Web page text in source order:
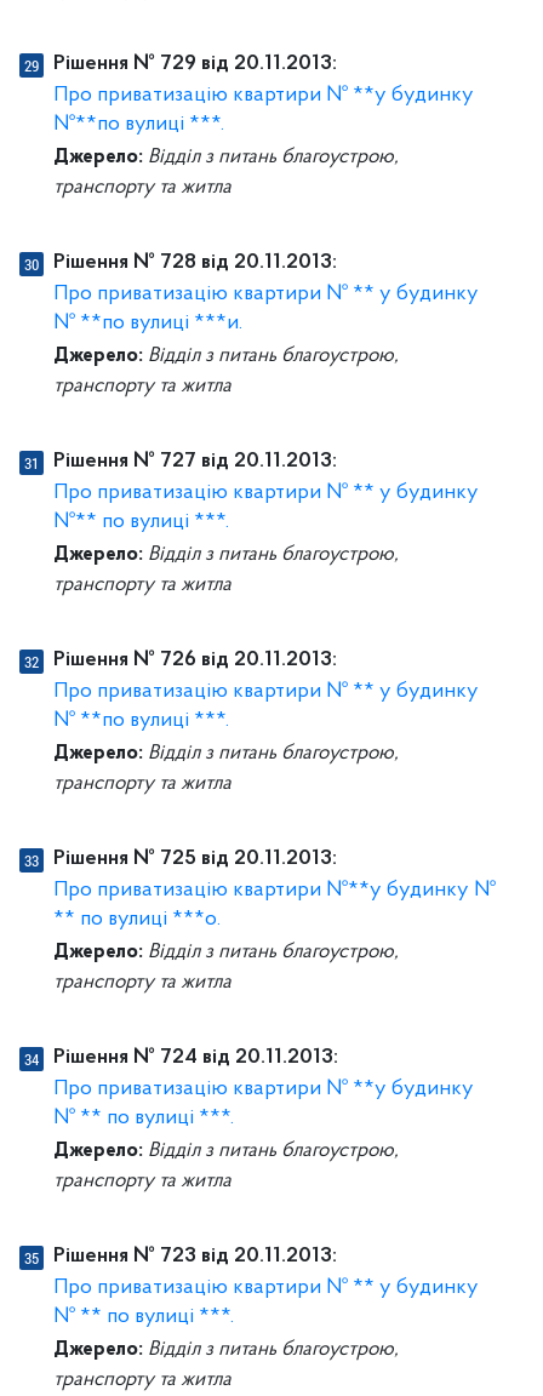
Рішення № 729 від 20.11.2013:
Про приватизацію квартири № **у будинку
№**по вулиці ***.
Джерело: Відділ з питань благоустрою,
транспорту та житла
Рішення № 728 від 20.11.2013:
Про приватизацію квартири № ** у будинку
№ **по вулиці ***и.
Джерело: Відділ з питань благоустрою,
транспорту та житла
Рішення № 727 від 20.11.2013:
Про приватизацію квартири № ** у будинку
№** по вулиці ***.
Джерело: Відділ з питань благоустрою,
транспорту та житла
Рішення № 726 від 20.11.2013:
Про приватизацію квартири № ** у будинку
№ **по вулиці ***.
Джерело: Відділ з питань благоустрою,
транспорту та житла
Рішення № 725 від 20.11.2013:
Про приватизацію квартири №**у будинку №
** по вулиці ***о.
Джерело: Відділ з питань благоустрою,
транспорту та житла
Рішення № 724 від 20.11.2013:
Про приватизацію квартири № **у будинку
№ ** по вулиці ***.
Джерело: Відділ з питань благоустрою,
транспорту та житла
Рішення № 723 від 20.11.2013:
Про приватизацію квартири № ** у будинку
№ ** по вулиці ***.
Джерело: Відділ з питань благоустрою,
транспорту та житла